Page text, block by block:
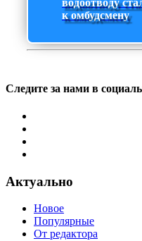
водоотводу
к омбудсмену
Следите за нами в
Актуально
Новое
Популярные
От редактора